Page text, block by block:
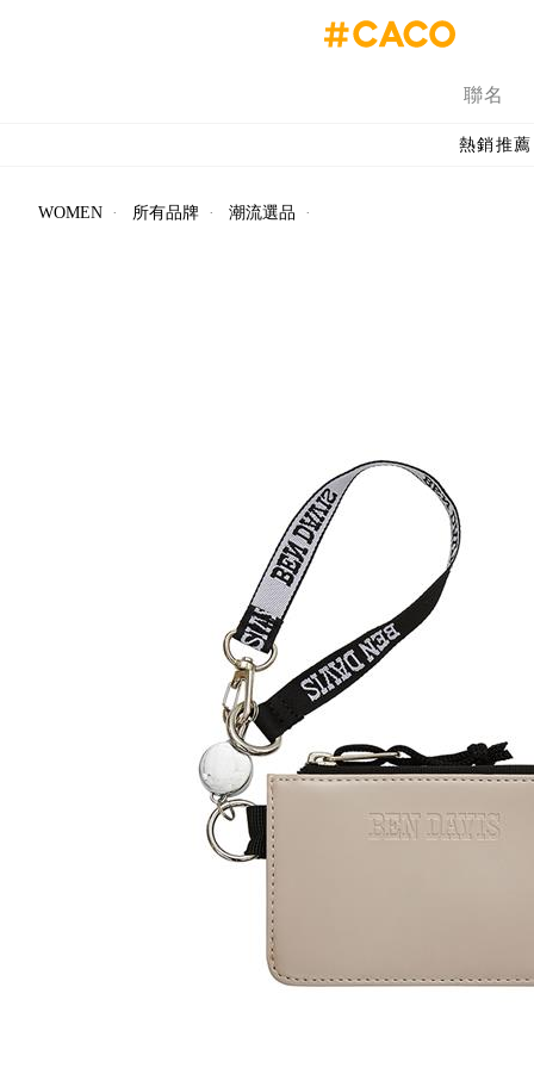
聯名
熱銷推薦
WOMEN · 所有品牌 · 潮流選品 ·